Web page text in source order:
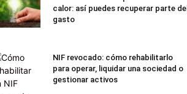
calor: así puedes recuperar parte del
gasto
NIF revocado: cómo rehabilitarlo
para operar, liquidar una sociedad o
gestionar activos